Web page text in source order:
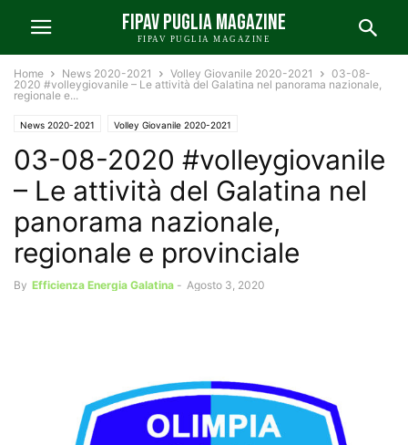
FIPAV PUGLIA MAGAZINE
FIPAV PUGLIA MAGAZINE
Home News 2020-2021 Volley Giovanile 2020-2021
03-08-
2020 #volleygiovanile – Le attività del Galatina nel panorama nazionale,
regionale e...
News 2020-2021 Volley Giovanile 2020-2021
03-08-2020 #volleygiovanile
– Le attività del Galatina nel
panorama nazionale,
regionale e provinciale
By Efficienza Energia Galatina - Agosto 3, 2020